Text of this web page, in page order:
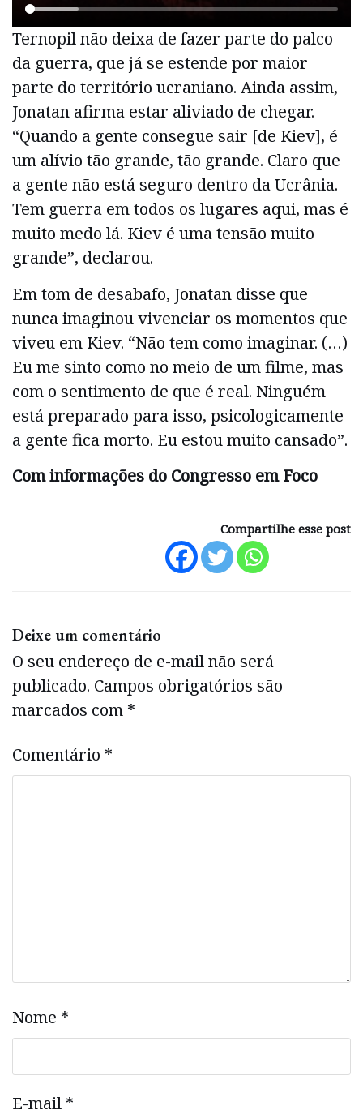
Ternopil não deixa de fazer parte do palco
da guerra, que já se estende por maior
parte do território ucraniano. Ainda assim,
Jonatan afirma estar aliviado de chegar.
“Quando a gente consegue sair [de Kiev], é
um alívio tão grande, tão grande. Claro que
a gente não está seguro dentro da Ucrânia.
Tem guerra em todos os lugares aqui, mas é
muito medo lá. Kiev é uma tensão muito
grande”, declarou.
Em tom de desabafo, Jonatan disse que
nunca imaginou vivenciar os momentos que
viveu em Kiev. “Não tem como imaginar. (…)
Eu me sinto como no meio de um filme, mas
com o sentimento de que é real. Ninguém
está preparado para isso, psicologicamente
a gente fica morto. Eu estou muito cansado”.
Com informações do Congresso em Foco
Compartilhe esse post
Deixe um comentário
O seu endereço de e-mail não será
publicado. Campos obrigatórios são
marcados com *
Comentário *
Nome *
E-mail *